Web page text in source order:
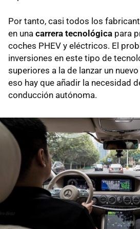
Por tanto, casi todos los
en una carrera tecnológica para
coches PHEV y eléctricos. El
inversiones en este tipo de
superiores a la de lanzar un
eso hay que añadir la necesidad
conducción autónoma.